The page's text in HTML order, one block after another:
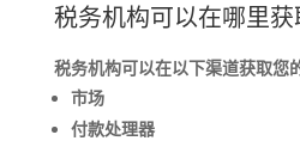
税务机构可以在哪里获
税务机构可以在以下渠道获取您
市场
付款处理器